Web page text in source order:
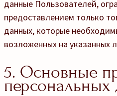
данные Пользователей,
предоставлением только
данных, которые
возложенных на указанных
5. Основные
персональных